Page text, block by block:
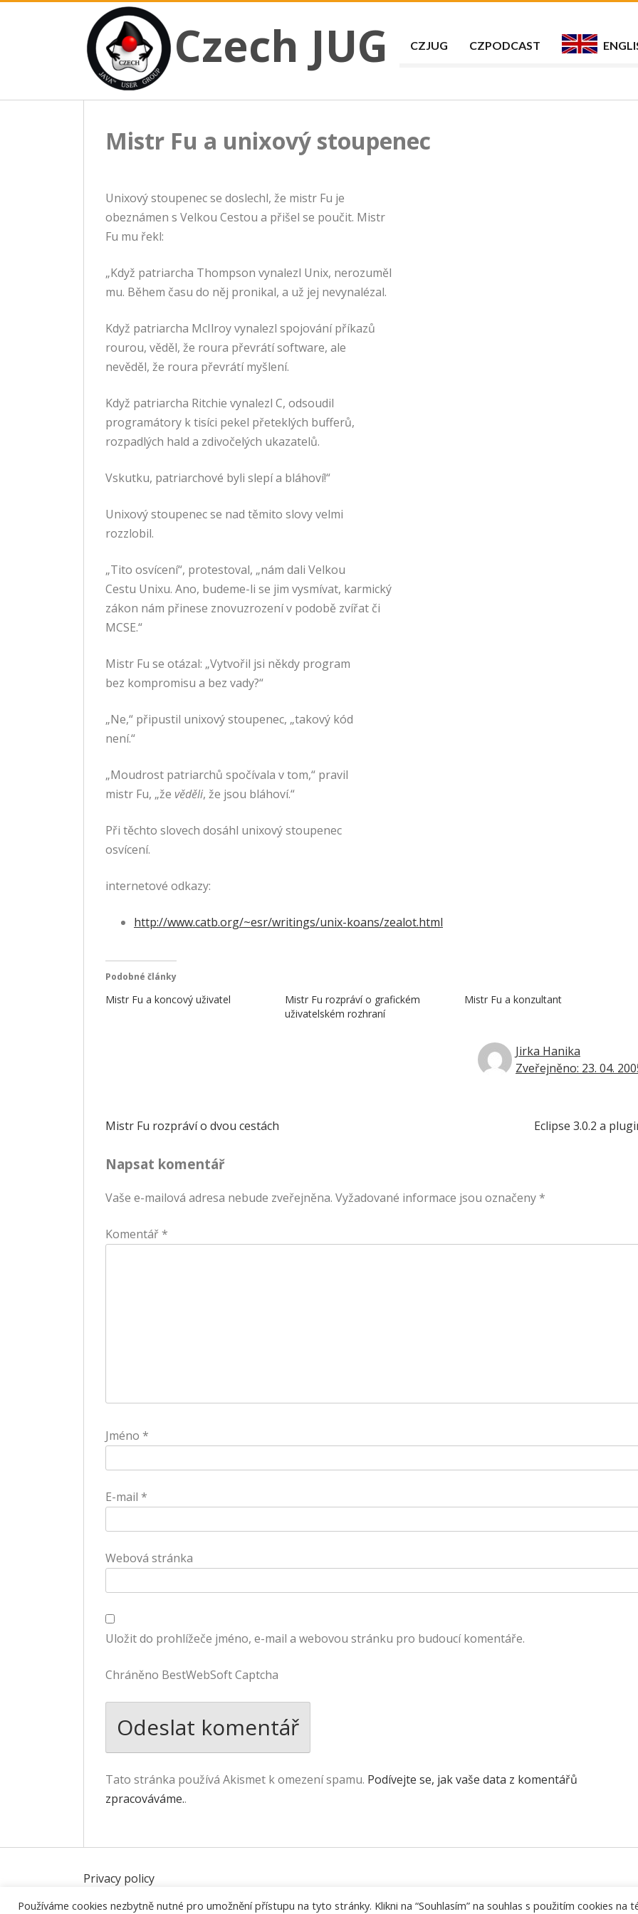
Czech JUG
CZECH JAVA USER GROUP
Czech JUG CZJUG CZPODCAST
Mistr Fu a unixový stoupenec
Unixový stoupenec se doslechl, že mistr Fu je
obeznámen s Velkou Cestou a přišel se poučit. Mistr
Fu mu řekl:
„Když patriarcha Thompson vynalezl Unix, nerozuměl
mu. Během času do něj pronikal, a už jej nevynalézal.
Když patriarcha McIlroy vynalezl spojování příkazů
rourou, věděl, že roura převrátí software, ale
nevěděl, že roura převrátí myšlení.
Když patriarcha Ritchie vynalezl C, odsoudil
programátory k tisíci pekel přeteklých bufferů,
rozpadlých hald a zdivočelých ukazatelů.
Vskutku, patriarchové byli slepí a bláhoví!“
Unixový stoupenec se nad těmito slovy velmi
rozzlobil.
„Tito osvícení“, protestoval, „nám dali Velkou
Cestu Unixu. Ano, budeme-li se jim vysmívat, karmický
zákon nám přinese znovuzrození v podobě zvířat či
MCSE.“
Mistr Fu se otázal: „Vytvořil jsi někdy program
bez kompromisu a bez vady?“
„Ne,“ připustil unixový stoupenec, „takový kód
není.“
„Moudrost patriarchů spočívala v tom,“ pravil
mistr Fu, „že věděli, že jsou bláhoví.“
Při těchto slovech dosáhl unixový stoupenec
osvícení.
internetové odkazy:
http://www.catb.org/~esr/writings/unix-koans/zealot.html
Podobné články
Mistr Fu a koncový uživatel
Mistr Fu rozpráví o grafickém
uživatelském rozhraní
Mistr Fu a konzultant
Jirka Hanika
Zveřejněno: 23. 04.
Navigace
pro
příspěvek
Mistr Fu rozpráví o dvou cestách Eclipse 3.0.2 a
Napsat komentář
Vaše e-mailová adresa nebude zveřejněna. Vyžadované informace jsou označeny *
Komentář *
Jméno *
E-mail *
Webová stránka
Uložit do prohlížeče jméno, e-mail a webovou stránku pro budoucí komentáře.
Chráněno BestWebSoft Captcha
Tato stránka používá Akismet k omezení spamu. Podívejte se, jak vaše data z komentářů
zpracováváme..
Privacy policy
Používáme cookies nezbytně nutné pro umožnění přístupu na tyto stránky. Klikni na “Souhlasím” na souhlas s použitím cookies na